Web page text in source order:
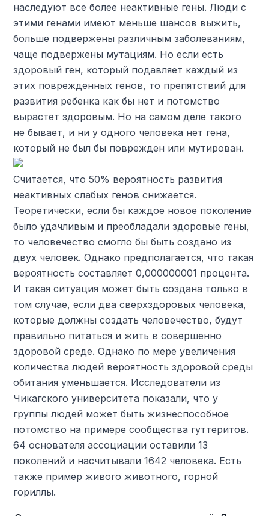
наследуют все более неактивные гены. Люди с
этими генами имеют меньше шансов выжить,
больше подвержены различным заболеваниям,
чаще подвержены мутациям. Но если есть
здоровый ген, который подавляет каждый из
этих поврежденных генов, то препятствий для
развития ребенка как бы нет и потомство
вырастет здоровым. Но на самом деле такого
не бывает, и ни у одного человека нет гена,
который не был бы поврежден или мутирован.
Считается, что 50% вероятность развития
неактивных слабых генов снижается.
Теоретически, если бы каждое новое поколение
было удачливым и преобладали здоровые гены,
то человечество смогло бы быть создано из
двух человек. Однако предполагается, что такая
вероятность составляет 0,000000001 процента.
И такая ситуация может быть создана только в
том случае, если два сверхздоровых человека,
которые должны создать человечество, будут
правильно питаться и жить в совершенно
здоровой среде. Однако по мере увеличения
количества людей вероятность здоровой среды
обитания уменьшается. Исследователи из
Чикагского университета показали, что у
группы людей может быть жизнеспособное
потомство на примере сообщества гуттеритов.
64 основателя ассоциации оставили 13
поколений и насчитывали 1642 человека. Есть
также пример живого животного, горной
гориллы.